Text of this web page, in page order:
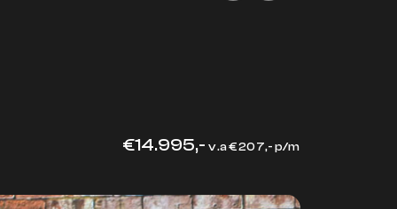
Verkocht
€14.995,-v.a € 207,- p/m